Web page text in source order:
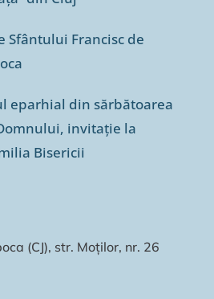
Sfântului Francisc de
eparhial din sărbătoarea
invitație la
Bisericii
(CJ), str. Moților, nr. 26